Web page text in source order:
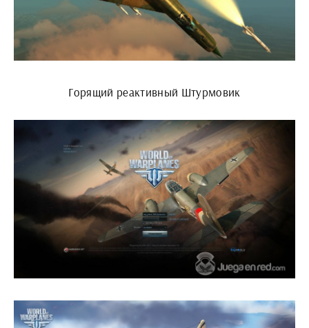
Горящий реактивный Штурмовик